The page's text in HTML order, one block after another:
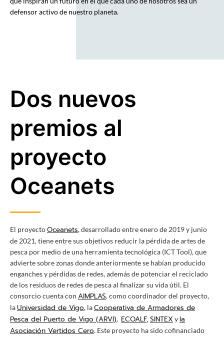
defensor activo de nuestro planeta.
Dos nuevos
premios al
proyecto
Oceanets
El proyectoOceanets, desarrollado entre enero de 2019 y junio
de 2021, tiene entre sus objetivos reducir la pérdida de artes de
pesca por medio de una herramienta tecnológica (ICT Tool), que
advierte sobre zonas donde anteriormente se habían producido
enganches y pérdidas de redes, además de potenciar el reciclado
de los residuos de redes de pesca al finalizar su vida útil. El
consorcio cuenta con AIMPLAS, como coordinador del proyecto,
laUniversidad de Vigo, laCooperativa de Armadores de
Pesca del Puerto de Vigo (ARVI), ECOALF,SINTEX yla
Asociación Vertidos Cero. Este proyecto ha sido cofinanciado